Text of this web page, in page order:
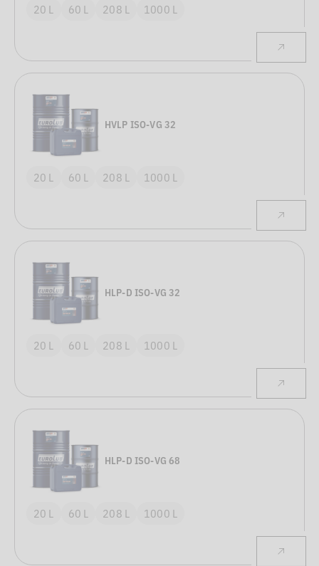
20 L 60 L 208 L 1000 L
HVLP ISO-VG 32
20 L 60 L 208 L 1000 L
HLP-D ISO-VG 32
20 L 60 L 208 L 1000 L
HLP-D ISO-VG 68
20 L 60 L 208 L 1000 L